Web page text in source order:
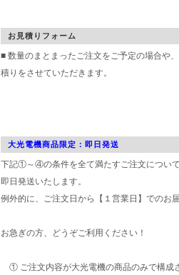
お見積りフォーム
■ 数量のまとまったご注文をご予定の場合や
積りをさせていただきます。
大光電機商品限定：即日発送
下記①～④の条件を全て満たすご注文につい
即日発送いたします。
例外的に、ご注文日から【１営業日】でのお
お急ぎの方、どうぞご利用ください！
① ご注文内容が大光電機の商品のみで構成